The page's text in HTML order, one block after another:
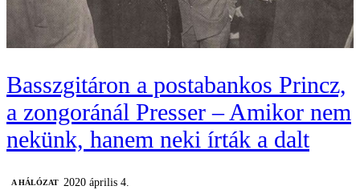
Basszgitáron a postabankos Princz,
a zongoránál Presser – Amikor nem
nekünk, hanem neki írták a dalt
A HÁLÓZAT
2020 április 4.